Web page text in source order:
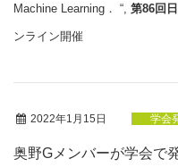
Machine Learning． “, 第86回
ンライン開催
2022年1月15日 学会
奥野Gメンバーが学会で